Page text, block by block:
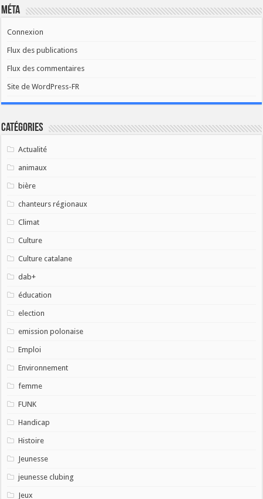
Méta
Connexion
Flux des publications
Flux des commentaires
Site de WordPress-FR
Catégories
Actualité
animaux
bière
chanteurs régionaux
Climat
Culture
Culture catalane
dab+
éducation
election
emission polonaise
Emploi
Environnement
femme
FUNK
Handicap
Histoire
Jeunesse
jeunesse clubing
Jeux